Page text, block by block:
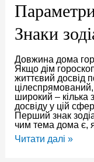
Знаки
Довжина дома
Якщо дім
життєвий досвід
широкий – кілька
досвіду у цій
Перший знак
чим тема дома є,
Параметри
Читати далі »